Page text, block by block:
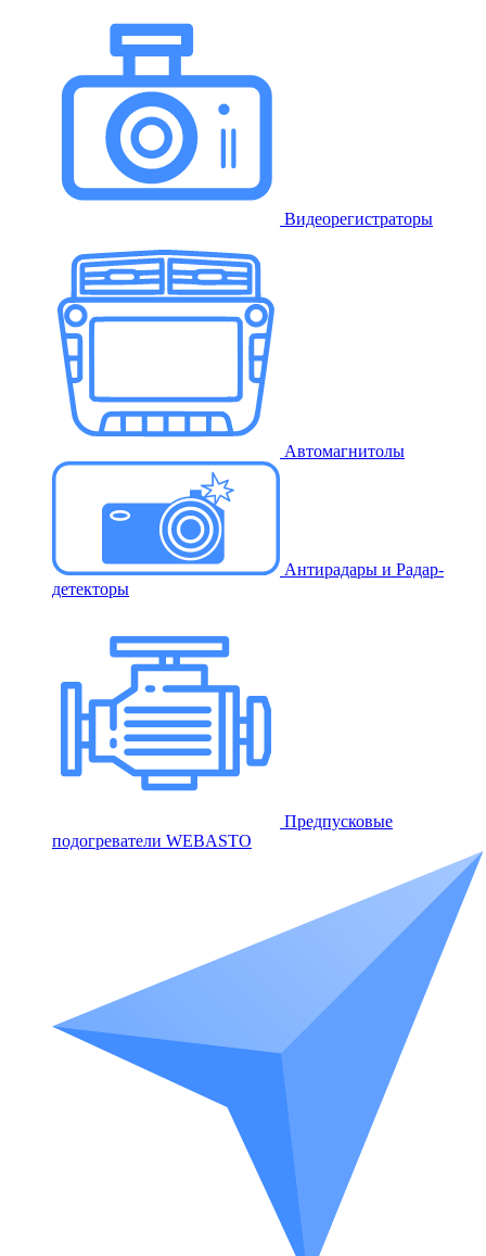
Видеорегистраторы
Автомагнитолы
Антирадары и Радар-
детекторы
Предпусковые
подогреватели WEBASTO